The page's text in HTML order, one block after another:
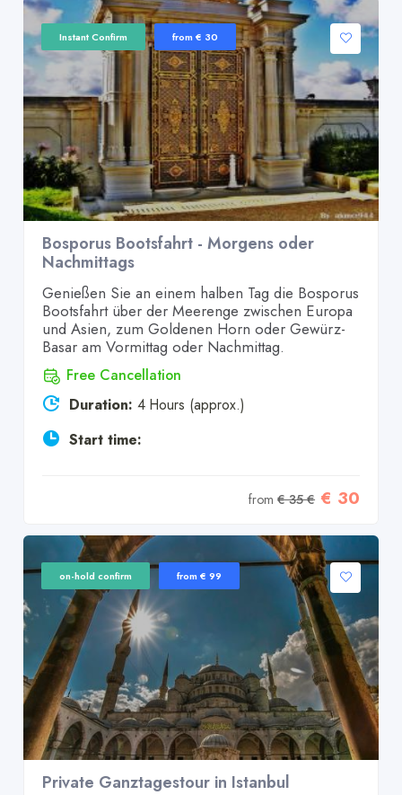
Instant Confirm from € 30
Bosporus Bootsfahrt - Morgens oder
Nachmittags
Genießen Sie an einem halben Tag die Bosporus
Bootsfahrt über der Meerenge zwischen Europa
und Asien, zum Goldenen Horn oder Gewürz-
Basar am Vormittag oder Nachmittag.
Free Cancellation
Duration: 4 Hours (approx.)
Start time:
from€ 35 € € 30
on-hold confirm from € 99
Private Ganztagestour in Istanbul